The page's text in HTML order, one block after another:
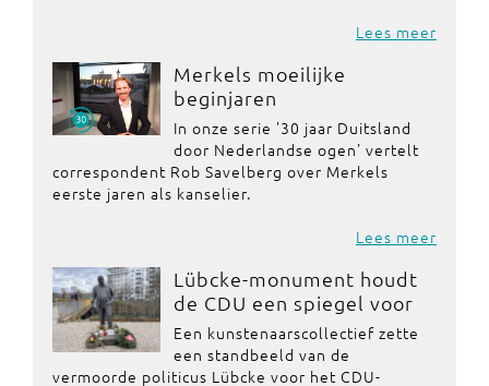
Lees meer
Merkels moeilijke
beginjaren
In onze serie '30 jaar Duitsland
door Nederlandse ogen' vertelt
correspondent Rob Savelberg over Merkels
eerste jaren als kanselier.
Lees meer
Lübcke-monument houdt
de CDU een spiegel voor
Een kunstenaarscollectief zette
een standbeeld van de
vermoorde politicus Lübcke voor het CDU-